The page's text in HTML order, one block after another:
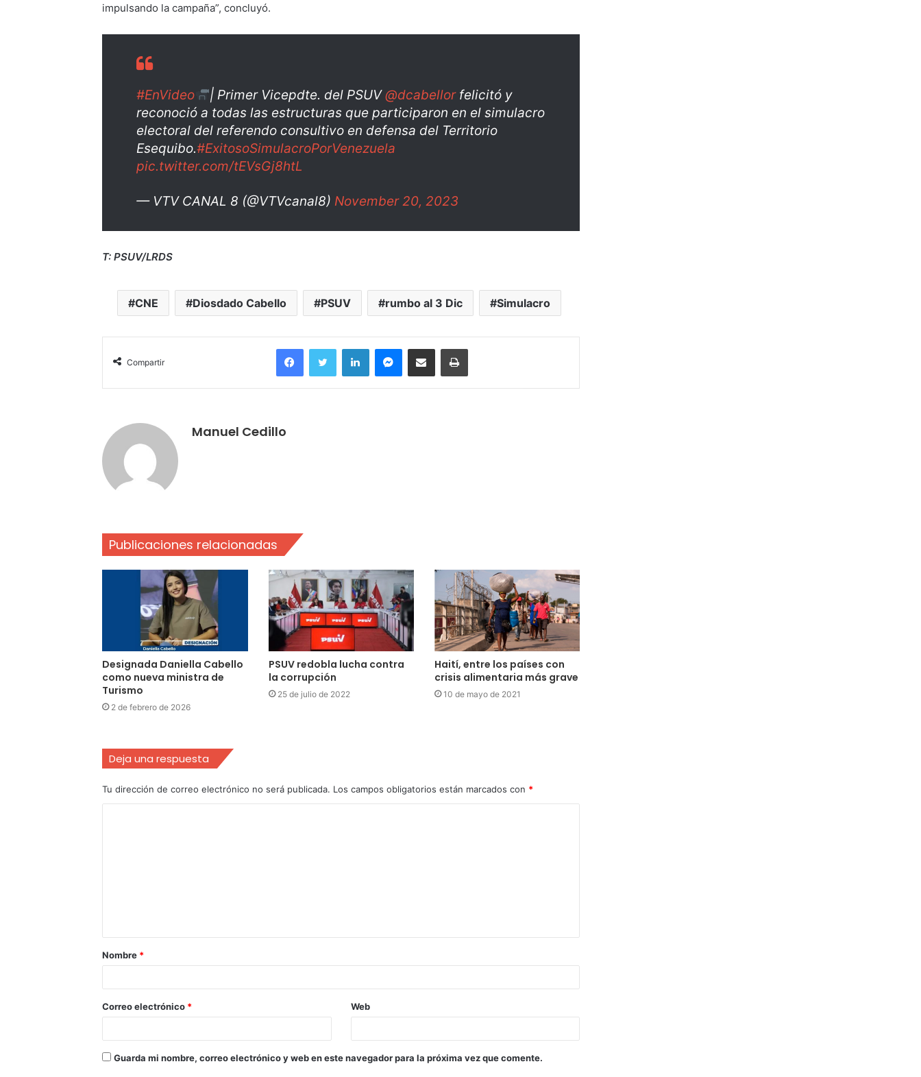
impulsando la campaña”, concluyó.
#EnVideo | Primer Vicepdte. del PSUV@dcabellorfelicitó y
reconoció a todas las estructuras que participaron en el simulacro
electoral del referendo consultivo en defensa del Territorio
Esequibo.#ExitosoSimulacroPorVenezuela
pic.twitter.com/tEVsGj8htL
— VTV CANAL 8 (@VTVcanal8) November 20, 2023
T: PSUV/LRDS
CNE Diosdado Cabello PSUV rumbo al 3 Dic Simulacro
Compartir
FacebookTwitter LinkedInMessengerCompartir por correo electrónicoImprimir
Manuel Cedillo
Publicaciones relacionadas
Designada Daniella Cabello
como nueva ministra de
Turismo
2 de febrero de 2026
PSUV redobla lucha contra
la corrupción
25 de julio de 2022
Haití, entre los países con
crisis alimentaria más grave
10 de mayo de 2021
Deja una respuesta
Tu dirección de correo electrónico no será publicada. Los campos obligatorios están marcados con *
Nombre *
Correo electrónico * Web
Guarda mi nombre, correo electrónico y web en este navegador para la próxima vez que comente.